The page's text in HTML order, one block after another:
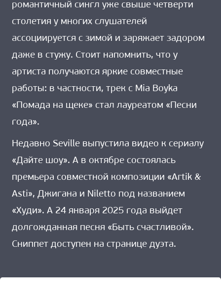
романтичный сингл уже свыше четверти
столетия у многих слушателей
ассоциируется с зимой и заряжает задором
даже в стужу. Стоит напомнить, что у
артиста получаются яркие совместные
работы: в частности, трек с Mia Boyka
«Помада на щеке» стал лауреатом «Песни
года».
Недавно Seville выпустила видео к сериалу
«Дайте шоу». А в октябре состоялась
премьера совместной композиции «Artik &
Asti», Джигана и Niletto под названием
«Худи». А 24 января 2025 года выйдет
долгожданная песня «Быть счастливой».
Сниппет доступен на странице дуэта.